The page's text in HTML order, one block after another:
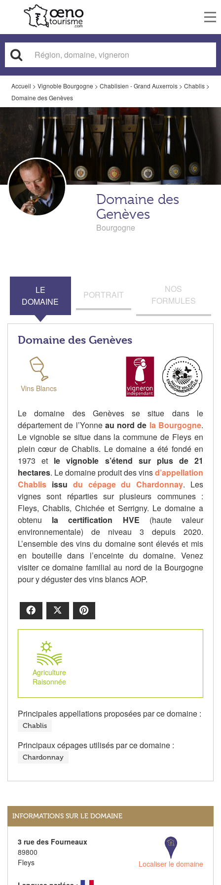
Accueil > Vignoble Bourgogne > Chablisien - Grand Auxerrois > Chablis >
Domaine des Genèves
Domaine des
Genèves
Bourgogne
LE
DOMAINE
PORTRAIT
NOS
FORMULES
Domaine des Genèves
Vins Blancs
Le domaine des Genèves se situe dans le
département de l’Yonneau nord de la Bourgogne.
Le vignoble se situe dans la commune de Fleys en
plein cœur de Chablis. Le domaine a été fondé en
1973 et le vignoble s’étend sur plus de 21
hectares. Le domaine produit des vinsd’appellation
Chablis issu du cépage du Chardonnay. Les
vignes sont réparties sur plusieurs communes :
Fleys, Chablis, Chichée et Serrigny. Le domaine a
obtenu la certification HVE (haute valeur
environnementale) de niveau 3 depuis 2020.
L’ensemble des vins du domaine sont élevés et mis
en bouteille dans l’enceinte du domaine. Venez
visiter ce domaine familial au nord de la Bourgogne
pour y déguster des vins blancs AOP.
Facebook
Agriculture
Raisonnée
Principales appellations proposées par ce domaine :
Chablis
Principaux cépages utilisés par ce domaine :
Chardonnay
INFORMATIONS SUR LE DOMAINE
3 rue des Fourneaux
89800
Fleys
Localiser le domaine